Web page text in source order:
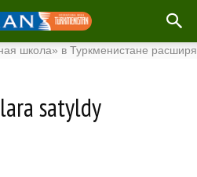
в Туркменистане расширяет
satyldy